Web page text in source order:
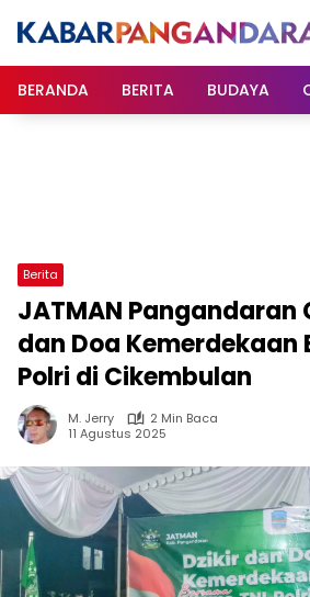
BERANDA
BERITA BUDAYA
Berita
JATMAN Pangandaran
dan Doa Kemerdekaan
Polri di Cikembulan
M. Jerry
2 Min Baca
11 Agustus 2025